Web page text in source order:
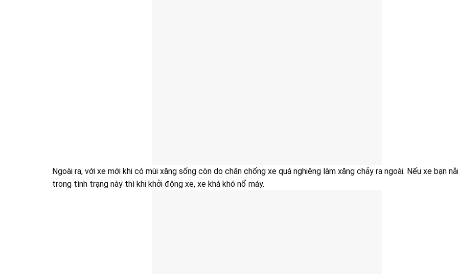
Ngoài ra, với xe mới khi có mùi xăng sống còn do chân chống xe quá nghiêng làm xăng chảy ra ngoài. Nếu xe bạn
trong tình trạng này thì khi khởi động xe, xe khá khó nổ máy.